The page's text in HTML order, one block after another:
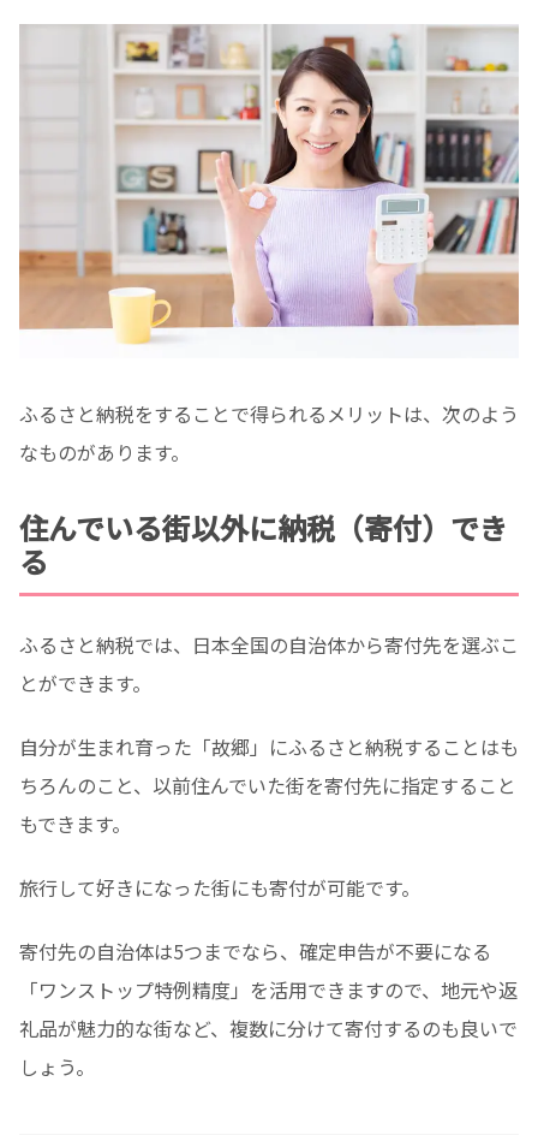
ふるさと納税をすることで得られるメリットは、次のよう
なものがあります。
住んでいる街以外に納税（寄付）でき
る
ふるさと納税では、日本全国の自治体から寄付先を選ぶこ
とができます。
自分が生まれ育った「故郷」にふるさと納税することはも
ちろんのこと、以前住んでいた街を寄付先に指定すること
もできます。
旅行して好きになった街にも寄付が可能です。
寄付先の自治体は5つまでなら、確定申告が不要になる
「ワンストップ特例精度」を活用できますので、地元や返
礼品が魅力的な街など、複数に分けて寄付するのも良いで
しょう。